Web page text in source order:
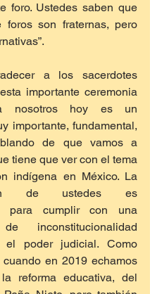
foro. Ustedes saben que
foros son fraternas, pero
a los sacerdotes
importante ceremonia
nosotros hoy es un
importante, fundamental,
de que vamos a
tiene que ver con el tema
indígena en México. La
de ustedes es
para cumplir con una
inconstitucionalidad
el poder judicial. Como
cuando en 2019 echamos
reforma educativa, del